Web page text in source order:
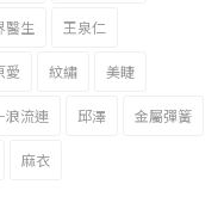
醫生 王泉仁
愛 紋繡 美睫
浪流連 邱澤 金屬彈簧
麻衣